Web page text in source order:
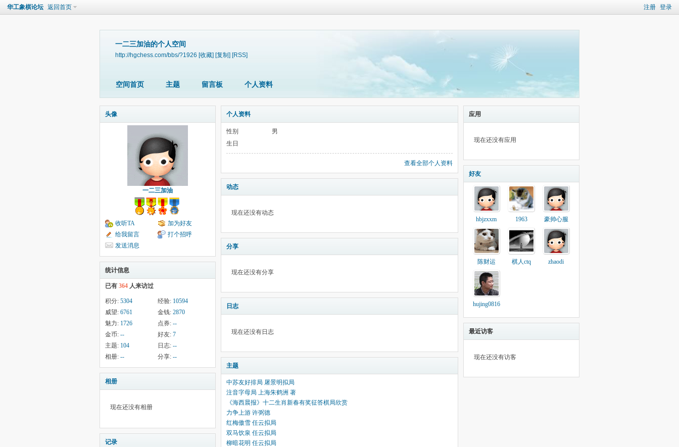
注册 登录
华工象棋论坛 返回首页
一二三加油的个人空间
http://hgchess.com/bbs/?1926 [收藏] [复制] [RSS]
空间首页 主题 留言板 个人资料
头像
一二三加油
收听TA
加为好友
给我留言
打个招呼
发送消息
统计信息
已有 364 人来访过
积分: 5304 经验: 10594
威望: 6761 金钱: 2870
魅力: 1726 点券: --
金币: -- 好友: 7
主题: 104 日志: --
相册: -- 分享: --
相册
现在还没有相册
记录
个人资料
性别
男
生日
查看全部个人资料
动态
现在还没有动态
分享
现在还没有分享
日志
现在还没有日志
主题
中苏友好排局 屠景明拟局
注音字母局 上海朱鹤洲 著
《海西晨报》十二生肖新春有奖征答棋局欣赏
力争上游 许弼德
红梅傲雪 任云拟局
双马饮泉 任云拟局
柳暗花明 任云拟局
应用
现在还没有应用
好友
hbjzxxm 1963 豪帅心服
陈财运 棋人ctq zhaodi
hujing0816
最近访客
现在还没有访客